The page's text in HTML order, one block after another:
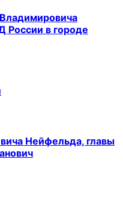
России в городе
Нейфельда, главы